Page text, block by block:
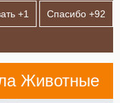
+1 Спасибо +92
Животные